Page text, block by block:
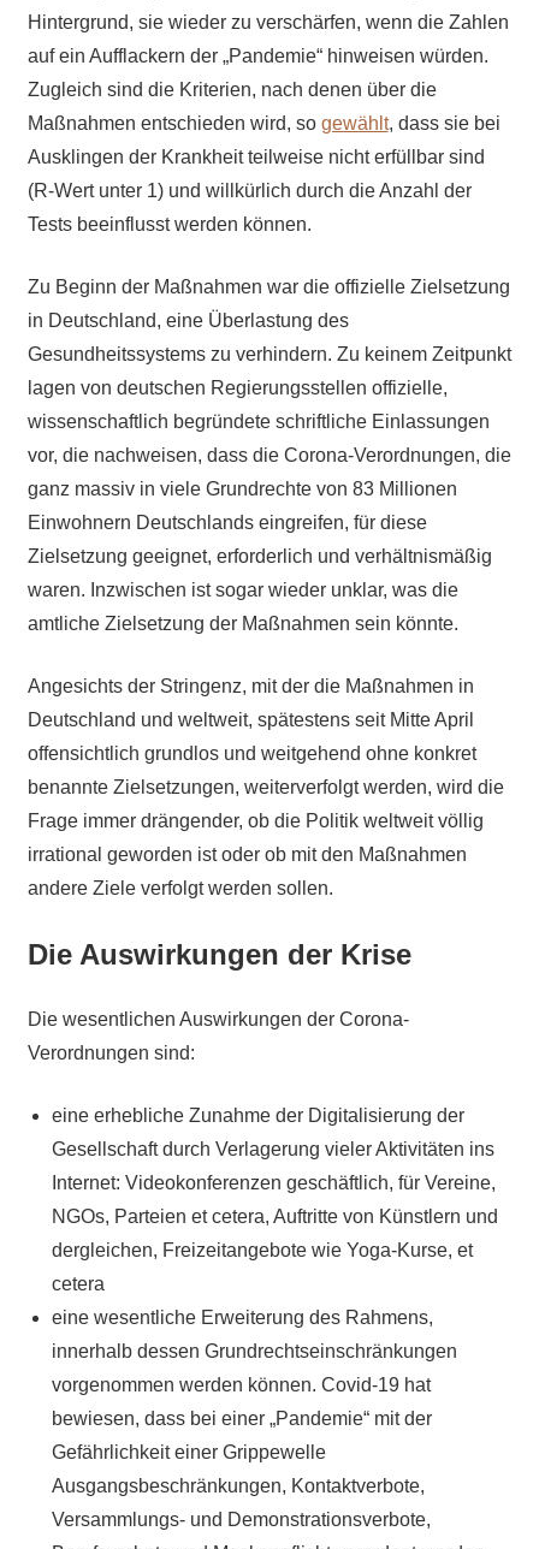
Hintergrund, sie wieder zu verschärfen, wenn die Zahlen
auf ein Aufflackern der „Pandemie“ hinweisen würden.
Zugleich sind die Kriterien, nach denen über die
Maßnahmen entschieden wird, so gewählt, dass sie bei
Ausklingen der Krankheit teilweise nicht erfüllbar sind
(R-Wert unter 1) und willkürlich durch die Anzahl der
Tests beeinflusst werden können.
Zu Beginn der Maßnahmen war die offizielle Zielsetzung
in Deutschland, eine Überlastung des
Gesundheitssystems zu verhindern. Zu keinem Zeitpunkt
lagen von deutschen Regierungsstellen offizielle,
wissenschaftlich begründete schriftliche Einlassungen
vor, die nachweisen, dass die Corona-Verordnungen, die
ganz massiv in viele Grundrechte von 83 Millionen
Einwohnern Deutschlands eingreifen, für diese
Zielsetzung geeignet, erforderlich und verhältnismäßig
waren. Inzwischen ist sogar wieder unklar, was die
amtliche Zielsetzung der Maßnahmen sein könnte.
Angesichts der Stringenz, mit der die Maßnahmen in
Deutschland und weltweit, spätestens seit Mitte April
offensichtlich grundlos und weitgehend ohne konkret
benannte Zielsetzungen, weiterverfolgt werden, wird die
Frage immer drängender, ob die Politik weltweit völlig
irrational geworden ist oder ob mit den Maßnahmen
andere Ziele verfolgt werden sollen.
Die Auswirkungen der Krise
Die wesentlichen Auswirkungen der Corona-
Verordnungen sind:
eine erhebliche Zunahme der Digitalisierung der
Gesellschaft durch Verlagerung vieler Aktivitäten ins
Internet: Videokonferenzen geschäftlich, für Vereine,
NGOs, Parteien et cetera, Auftritte von Künstlern und
dergleichen, Freizeitangebote wie Yoga-Kurse, et
cetera
eine wesentliche Erweiterung des Rahmens,
innerhalb dessen Grundrechtseinschränkungen
vorgenommen werden können. Covid-19 hat
bewiesen, dass bei einer „Pandemie“ mit der
Gefährlichkeit einer Grippewelle
Ausgangsbeschränkungen, Kontaktverbote,
Versammlungs- und Demonstrationsverbote,